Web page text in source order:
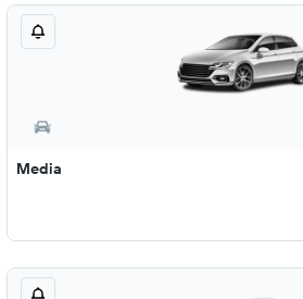
Media